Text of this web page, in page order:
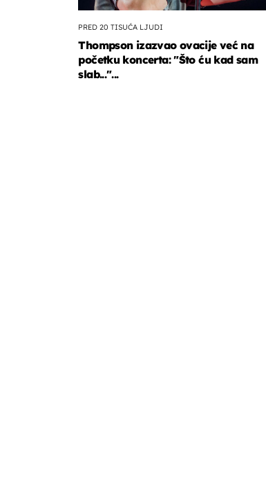
PRED 20 TISUĆA LJUDI
Thompson izazvao ovacije već na
početku koncerta: "Što ću kad sam
slab..."...